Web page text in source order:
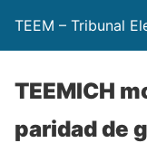
TEEM – Tribunal
TEEMICH
paridad de